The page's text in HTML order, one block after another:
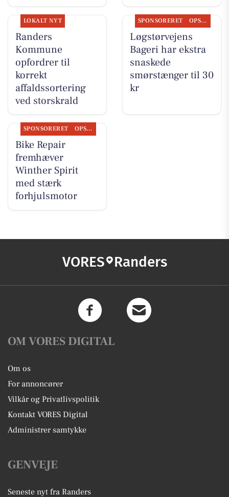
LOKALT NYT
Randers
Kommune
opfordrer til
korrekt
affaldssortering
ved storskrald
SPONSORERET OPSLAGSTAVLEN
Løgstørvejens
Bageri har ekstra
snaskede
smørstænger til 30
kr
SPONSORERET OPSLAGSTAVLEN
Bike Repair
fremhæver
Winther Spirit
med stærk
forhjulsmotor
VORES Randers
OM VORES DIGITAL
Om os
For annoncører
Vilkår og Privatlivspolitik
Kontakt VORES Digital
Administrer samtykke
GENVEJE
Seneste nyt fra Randers